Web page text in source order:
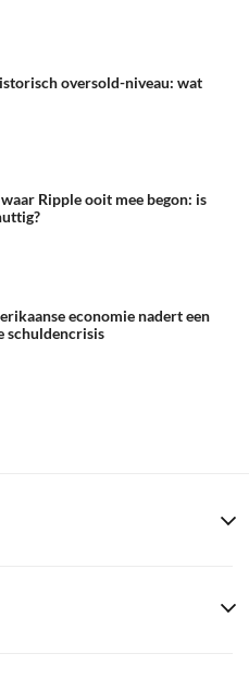
oversold-niveau: wat
Ripple ooit mee begon: is
economie nadert een
schuldencrisis